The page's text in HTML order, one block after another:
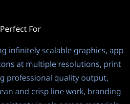
Perfect For
infinitely scalable graphics, app
at multiple resolutions, print
professional quality output,
and crisp line work, branding